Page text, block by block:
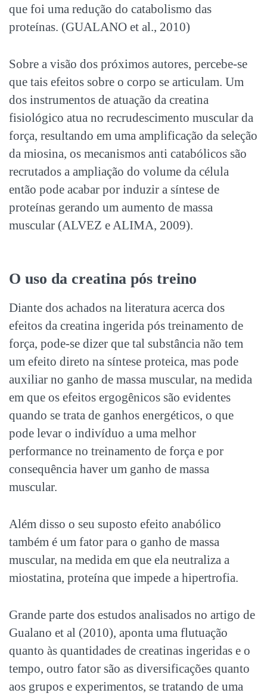
que foi uma redução do catabolismo das
proteínas. (GUALANO et al., 2010)
Sobre a visão dos próximos autores, percebe-se
que tais efeitos sobre o corpo se articulam. Um
dos instrumentos de atuação da creatina
fisiológico atua no recrudescimento muscular da
força, resultando em uma amplificação da seleção
da miosina, os mecanismos anti catabólicos são
recrutados a ampliação do volume da célula
então pode acabar por induzir a síntese de
proteínas gerando um aumento de massa
muscular (ALVEZ e ALIMA, 2009).
O uso da creatina pós treino
Diante dos achados na literatura acerca dos
efeitos da creatina ingerida pós treinamento de
força, pode-se dizer que tal substância não tem
um efeito direto na síntese proteica, mas pode
auxiliar no ganho de massa muscular, na medida
em que os efeitos ergogênicos são evidentes
quando se trata de ganhos energéticos, o que
pode levar o indivíduo a uma melhor
performance no treinamento de força e por
consequência haver um ganho de massa
muscular.
Além disso o seu suposto efeito anabólico
também é um fator para o ganho de massa
muscular, na medida em que ela neutraliza a
miostatina, proteína que impede a hipertrofia.
Grande parte dos estudos analisados no artigo de
Gualano et al (2010), aponta uma flutuação
quanto às quantidades de creatinas ingeridas e o
tempo, outro fator são as diversificações quanto
aos grupos e experimentos, se tratando de uma